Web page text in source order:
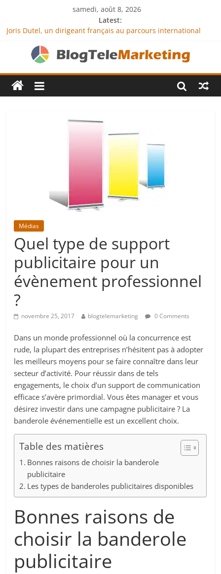
samedi, août 8, 2026
Latest:
Joris Dutel, un dirigeant français au parcours international
Agria Assurance Animaux : comment l’entreprise se
démarque-t-elle de la concurrence ?
JCA Academy : l’excellence au service de l’indépendance
financière
Denis Bouclon : la diplomatie éducative comme moteur de
Next Terra International : des solutions logistiques au service
Médias
Quel type de support
publicitaire pour un
évènement professionnel
?
novembre 25, 2017 blogtelemarketing 0 Comments
Dans un monde professionnel où la concurrence est
rude, la plupart des entreprises n’hésitent pas à adopter
les meilleurs moyens pour se faire connaître dans leur
secteur d’activité. Pour réussir dans de tels
engagements, le choix d’un support de communication
efficace s’avère primordial. Vous êtes manager et vous
désirez investir dans une campagne publicitaire ? La
banderole événementielle est un excellent choix.
Table des matières
Bonnes raisons de choisir la banderole
publicitaire
Les types de banderoles publicitaires disponibles
Bonnes raisons de
choisir la banderole
publicitaire